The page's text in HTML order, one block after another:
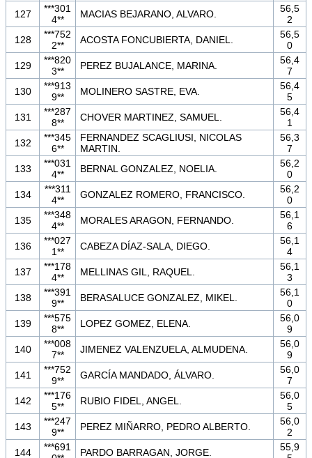
127
***301
4**
MACIAS BEJARANO, ALVARO.
56,5
2
128
***752
2**
ACOSTA FONCUBIERTA, DANIEL.
56,5
0
129
***820
3**
PEREZ BUJALANCE, MARINA.
56,4
7
130
***913
9**
MOLINERO SASTRE, EVA.
56,4
5
131
***287
8**
CHOVER MARTINEZ, SAMUEL.
56,4
1
132
***345
6**
FERNANDEZ SCAGLIUSI, NICOLAS
MARTIN.
56,3
7
133
***031
4**
BERNAL GONZALEZ, NOELIA.
56,2
0
134
***311
4**
GONZALEZ ROMERO, FRANCISCO.
56,2
0
135
***348
4**
MORALES ARAGON, FERNANDO.
56,1
6
136
***027
1**
CABEZA DÍAZ-SALA, DIEGO.
56,1
4
137
***178
4**
MELLINAS GIL, RAQUEL.
56,1
3
138
***391
9**
BERASALUCE GONZALEZ, MIKEL.
56,1
0
139
***575
8**
LOPEZ GOMEZ, ELENA.
56,0
9
140
***008
7**
JIMENEZ VALENZUELA, ALMUDENA.
56,0
9
141
***752
9**
GARCÍA MANDADO, ÁLVARO.
56,0
7
142
***176
5**
RUBIO FIDEL, ANGEL.
56,0
5
143
***247
9**
PEREZ MIÑARRO, PEDRO ALBERTO.
56,0
2
144
***691
PARDO BARRAGAN, JORGE.
55,9